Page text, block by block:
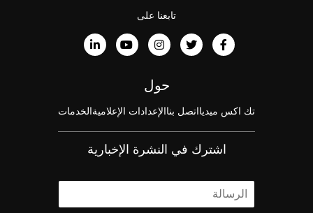
تابعنا على
حول
تك اكس ميديااتصل بناالإعدادات الإعلاميةالخدمات
اشترك في النشرة الإخبارية